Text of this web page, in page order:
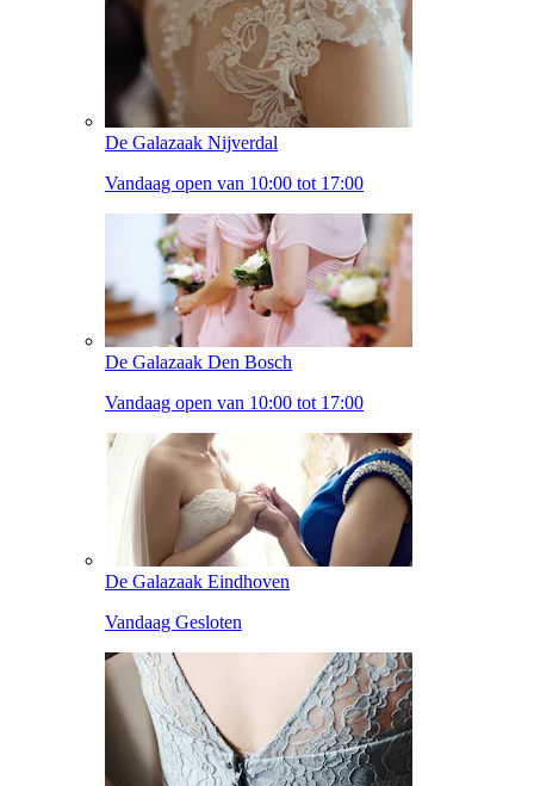
De Galazaak Nijverdal
Vandaag open van 10:00 tot 17:00
De Galazaak Den Bosch
Vandaag open van 10:00 tot 17:00
De Galazaak Eindhoven
Vandaag Gesloten